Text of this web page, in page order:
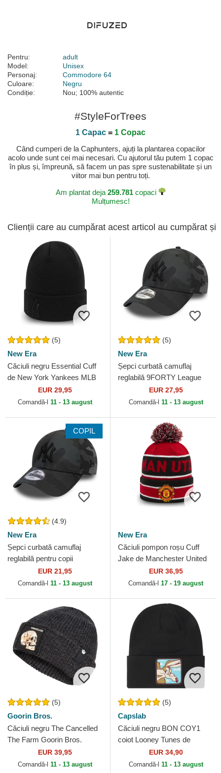
Pentru:
adult
Model:
Unisex
Personaj:
Commodore 64
Culoare:
Negru
Condiție:
Nou; 100% autentic
#StyleForTrees
1 Capac = 1 Copac
Când cumperi de la Caphunters, ajuți la plantarea copacilor
acolo unde sunt cei mai necesari. Cu ajutorul tău putem 1 copac
în plus și, împreună, să facem un pas spre sustenabilitate și un
viitor mai bun pentru toți.
Am plantat deja 259.781copaci
Mulțumesc!
Clienții care au cumpărat acest articol au cumpărat și
(5)
New Era
Căciuli negru Essential Cuff
de New York Yankees MLB
de New EraEUR 29,95
Comandă-l 11 - 13 august
(5)
New Era
Șepci curbată camuflaj
reglabilă 9FORTY League
Essential de New York
Yankees MLB de New Era
EUR 27,95
Comandă-l 11 - 13 august
COPIL
(4.9)
New Era
Șepci curbată camuflaj
reglabilă pentru copii
9FORTY League Essential
de New York Yankees MLB
EUR 21,95
Comandă-l 11 - 13 august
New Era
Căciuli pompon roșu Cuff
Jake de Manchester United
Football Club Premier League
de New Era
EUR 36,95
Comandă-l 17 - 19 august
(5)
Goorin Bros.
Căciuli negru The Cancelled
The Farm Goorin Bros.
EUR 39,95
Comandă-l 11 - 13 august
(5)
Capslab
Căciuli negru BON COY1
coiot Looney Tunes de
EUR 34,90
Comandă-l 11 - 13 august